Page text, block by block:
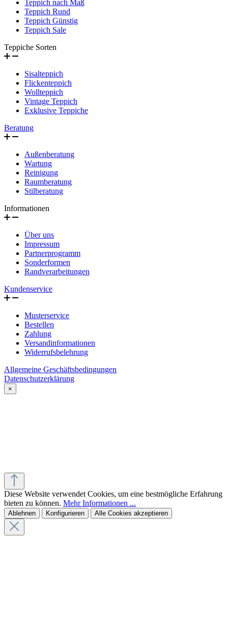
Teppich nach Maß
Teppich Rund
Teppich Günstig
Teppich Sale
Teppiche Sorten
Sisalteppich
Flickenteppich
Wollteppich
Vintage Teppich
Exklusive Teppiche
Beratung
Außenberatung
Wartung
Reinigung
Raumberatung
Stilberatung
Informationen
Über uns
Impressum
Partnerprogramm
Sonderformen
Randverarbeitungen
Kundenservice
Musterservice
Bestellen
Zahlung
Versandinformationen
Widerrufsbelehrung
Allgemeine Geschäftsbedingungen
Datenschutzerklärung
×
Diese Website verwendet Cookies, um eine bestmögliche Erfahrung
bieten zu können. Mehr Informationen ...
Ablehnen Konfigurieren Alle Cookies akzeptieren